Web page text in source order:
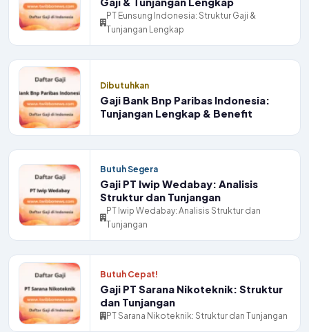
PT Eunsung Indonesia: Struktur Gaji &
Tunjangan Lengkap
Dibutuhkan
Gaji Bank Bnp Paribas Indonesia:
Tunjangan Lengkap & Benefit
Butuh Segera
Gaji PT Iwip Wedabay: Analisis
Struktur dan Tunjangan
PT Iwip Wedabay: Analisis Struktur dan
Tunjangan
Butuh Cepat!
Gaji PT Sarana Nikoteknik: Struktur
dan Tunjangan
PT Sarana Nikoteknik: Struktur dan Tunjangan